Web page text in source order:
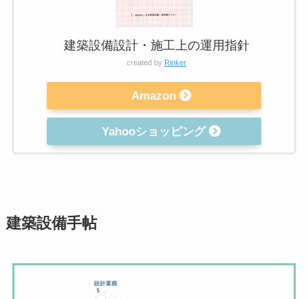
建築設備設計・施工上の運用指針
created by Rinker
Amazon
Yahooショッピング
建築設備手帖